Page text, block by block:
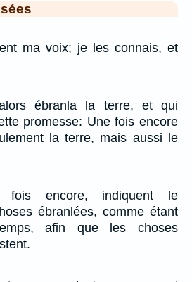
ma voix; je les connais, et
ébranla la terre, et qui
promesse: Une fois encore
la terre, mais aussi le
encore, indiquent le
ébranlées, comme étant
afin que les choses